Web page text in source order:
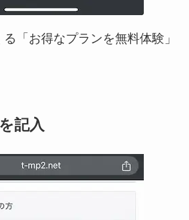
「お得なプランを無料体験」
記入